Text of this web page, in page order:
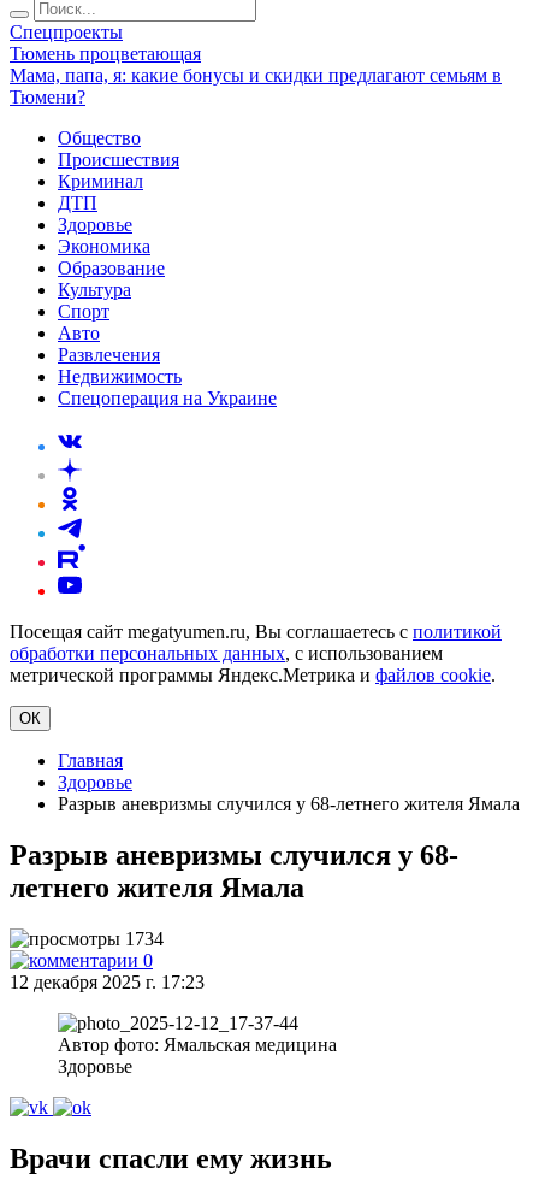
Спецпроекты
Тюмень процветающая
Мама, папа, я: какие бонусы и скидки предлагают семьям в
Тюмени?
Общество
Происшествия
Криминал
ДТП
Здоровье
Экономика
Образование
Культура
Спорт
Авто
Развлечения
Недвижимость
Спецоперация на Украине
Посещая сайт megatyumen.ru, Вы соглашаетесь с политикой
обработки персональных данных, с использованием
метрической программы Яндекс.Метрика и файлов cookie.
ОК
Главная
Здоровье
Разрыв аневризмы случился у 68-летнего жителя Ямала
Разрыв аневризмы случился у 68-
летнего жителя Ямала
1734
0
12 декабря 2025 г. 17:23
Автор фото: Ямальская медицина
Здоровье
Врачи спасли ему жизнь